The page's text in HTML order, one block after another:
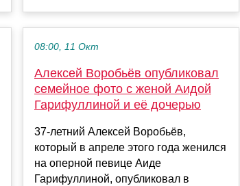
08:00, 11 Окт
Алексей Воробьёв опубликовал
семейное фото с женой Аидой
Гарифуллиной и её дочерью
37-летний Алексей Воробьёв,
который в апреле этого года женился
на оперной певице Аиде
Гарифуллиной, опубликовал в